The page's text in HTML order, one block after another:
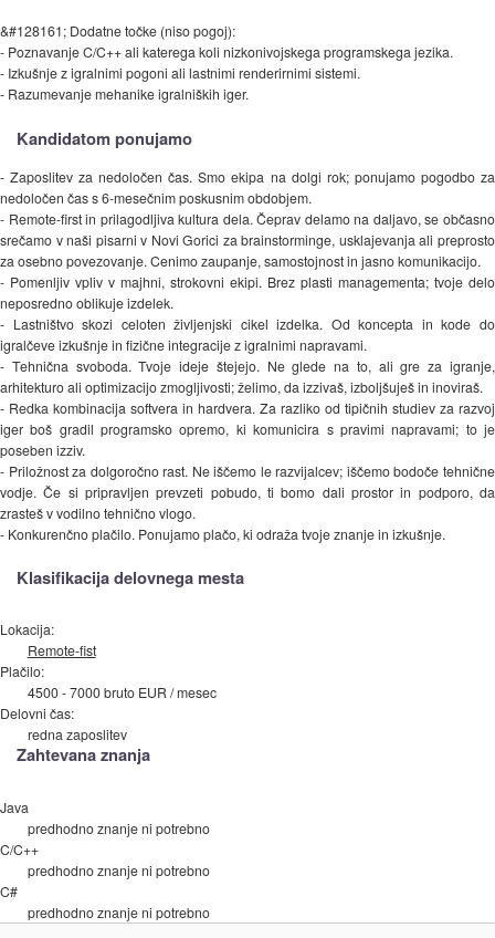
&#128161; Dodatne točke (niso pogoj):
- Poznavanje C/C++ ali katerega koli nizkonivojskega programskega jezika.
- Izkušnje z igralnimi pogoni ali lastnimi renderirnimi sistemi.
- Razumevanje mehanike igralniških iger.
Kandidatom ponujamo
- Zaposlitev za nedoločen čas. Smo ekipa na dolgi rok; ponujamo pogodbo za
nedoločen čas s 6-mesečnim poskusnim obdobjem.
- Remote-first in prilagodljiva kultura dela. Čeprav delamo na daljavo, se občasno
srečamo v naši pisarni v Novi Gorici za brainstorminge, usklajevanja ali preprosto
za osebno povezovanje. Cenimo zaupanje, samostojnost in jasno komunikacijo.
- Pomenljiv vpliv v majhni, strokovni ekipi. Brez plasti managementa; tvoje delo
neposredno oblikuje izdelek.
- Lastništvo skozi celoten življenjski cikel izdelka. Od koncepta in kode do
igralčeve izkušnje in fizične integracije z igralnimi napravami.
- Tehnična svoboda. Tvoje ideje štejejo. Ne glede na to, ali gre za igranje,
arhitekturo ali optimizacijo zmogljivosti; želimo, da izzivaš, izboljšuješ in inoviraš.
- Redka kombinacija softvera in hardvera. Za razliko od tipičnih studiev za razvoj
iger boš gradil programsko opremo, ki komunicira s pravimi napravami; to je
poseben izziv.
- Priložnost za dolgoročno rast. Ne iščemo le razvijalcev; iščemo bodoče tehnične
vodje. Če si pripravljen prevzeti pobudo, ti bomo dali prostor in podporo, da
zrasteš v vodilno tehnično vlogo.
- Konkurenčno plačilo. Ponujamo plačo, ki odraža tvoje znanje in izkušnje.
Klasifikacija delovnega mesta
Lokacija:
Remote-fist
Plačilo:
4500 - 7000 bruto EUR / mesec
Delovni čas:
redna zaposlitev
Zahtevana znanja
Java
predhodno znanje ni potrebno
C/C++
predhodno znanje ni potrebno
C#
predhodno znanje ni potrebno